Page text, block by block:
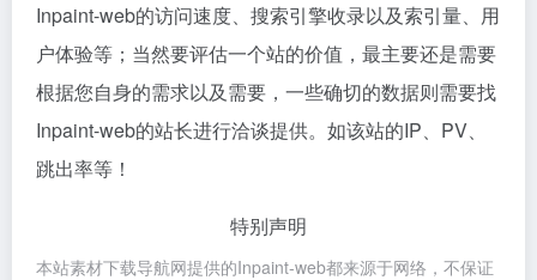
Inpaint-web的访问速度、搜索引擎收录以及索引量、用
户体验等；当然要评估一个站的价值，最主要还是需要
根据您自身的需求以及需要，一些确切的数据则需要找
Inpaint-web的站长进行洽谈提供。如该站的IP、PV、
跳出率等！
特别声明
本站素材下载导航网提供的Inpaint-web都来源于网络，不保证